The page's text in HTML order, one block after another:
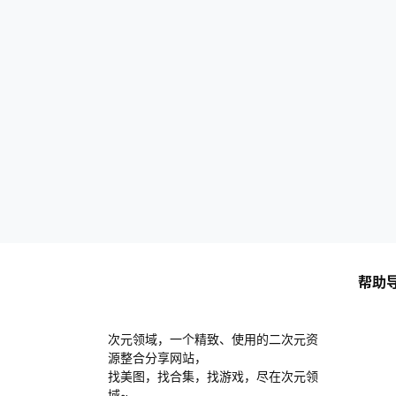
次元领域，一个精致、使用的二次元资
源整合分享网站，
找美图，找合集，找游戏，尽在次元领
帮助